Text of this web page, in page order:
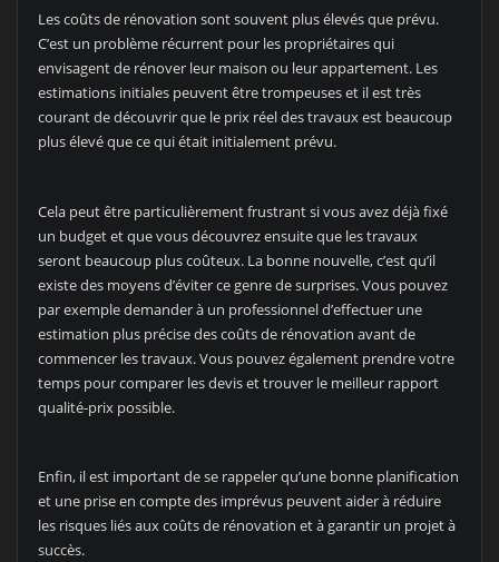
Les coûts de rénovation sont souvent plus élevés que prévu.
C’est un problème récurrent pour les propriétaires qui
envisagent de rénover leur maison ou leur appartement. Les
estimations initiales peuvent être trompeuses et il est très
courant de découvrir que le prix réel des travaux est beaucoup
plus élevé que ce qui était initialement prévu.
Cela peut être particulièrement frustrant si vous avez déjà fixé
un budget et que vous découvrez ensuite que les travaux
seront beaucoup plus coûteux. La bonne nouvelle, c’est qu’il
existe des moyens d’éviter ce genre de surprises. Vous pouvez
par exemple demander à un professionnel d’effectuer une
estimation plus précise des coûts de rénovation avant de
commencer les travaux. Vous pouvez également prendre votre
temps pour comparer les devis et trouver le meilleur rapport
qualité-prix possible.
Enfin, il est important de se rappeler qu’une bonne planification
et une prise en compte des imprévus peuvent aider à réduire
les risques liés aux coûts de rénovation et à garantir un projet à
succès.